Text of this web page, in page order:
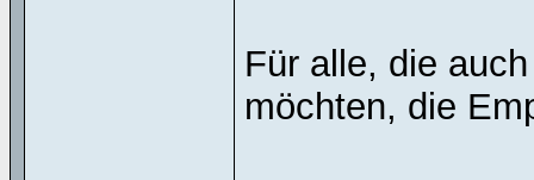
Für alle, die
möchten, die